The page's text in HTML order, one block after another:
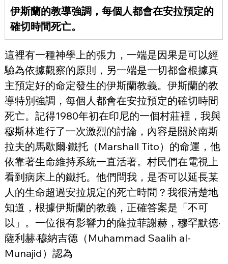
伊斯蘭的教導強調，每個人都會在安拉預定的
確切時間死亡。
這裡有一種神學上的張力，一端是因果是可以經
驗為依據觀察的原則，另一端是一切都會根據真
主預定好的命定發生的伊斯蘭教義。伊斯蘭的教
導特別強調，每個人都會在安拉預定的確切時間
死亡。記得1980年初在印尼的一個村莊裡，我與
穆斯林進行了一次激烈的討論，內容是關於南斯
拉夫的馬歇爾·鐵托（Marshall Tito）的命運，他
依靠著生命維持系統一直活著。村民們在電視上
看到病床上的鐵托。他們問我，是否可以延長某
人的生命超過安拉規定的死亡時間？我很清楚地
知道，根據伊斯蘭的教義，正確答案是「不可
以」。一位很有影響力的薩拉菲謝赫，穆罕默德·
薩利赫·穆納吉德（Muhammad Saalih al-
Munajid）認為